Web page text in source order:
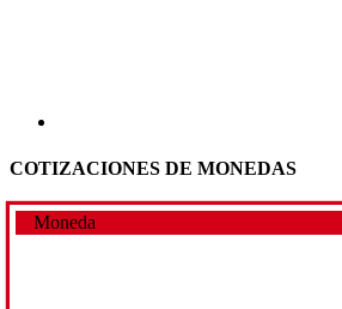
COTIZACIONES DE MONEDAS
Moneda